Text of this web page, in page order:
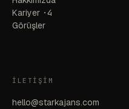
Kariyer ·4
Görüşler
İLETIŞIM
hello@starkajans.com